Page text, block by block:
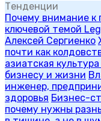
Тенденции
Почему внимание к
ключевой темой
Алексей Сергиенко
почти как
азиатская
бизнесу и жизни
инженер,
здоровья Бизнес-
почему нужны